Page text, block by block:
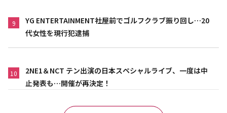
9
YG ENTERTAINMENT社屋前でゴルフクラブ振り回し…20
代女性を現行犯逮捕
10
2NE1＆NCT テン出演の日本スペシャルライブ、一度は中
止発表も…開催が再決定！